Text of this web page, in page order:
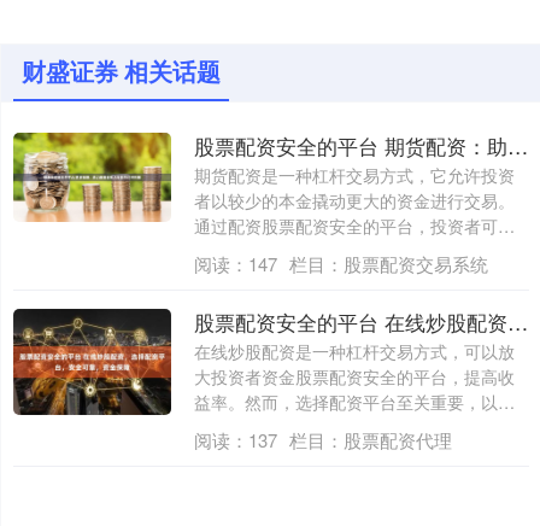
财盛证券 相关话题
股票配资安全的平台 期货配资：助力投资者放大收益的杠杆利器
期货配资是一种杠杆交易方式，它允许投资
者以较少的本金撬动更大的资金进行交易。
通过配资股票配资安全的平台，投资者可以
放大收....
阅读： 147 栏目： 股票配资交易系统
股票配资安全的平台 在线炒股配资，选择配资平台，安全可靠，资金保障
在线炒股配资是一种杠杆交易方式，可以放
大投资者资金股票配资安全的平台，提高收
益率。然而，选择配资平台至关重要，以确
保资金....
阅读： 137 栏目： 股票配资代理